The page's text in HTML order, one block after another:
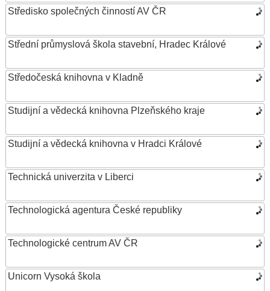
Středisko společných činností AV ČR
Střední průmyslová škola stavební, Hradec Králové
Středočeská knihovna v Kladně
Studijní a vědecká knihovna Plzeňského kraje
Studijní a vědecká knihovna v Hradci Králové
Technická univerzita v Liberci
Technologická agentura České republiky
Technologické centrum AV ČR
Unicorn Vysoká škola